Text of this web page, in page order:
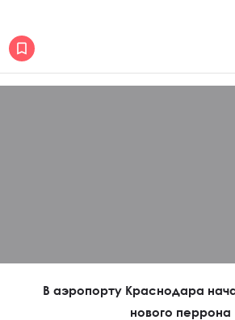
В аэропорту Краснодара
нового перрона